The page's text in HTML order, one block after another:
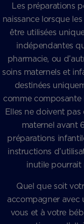
Les préparations
naissance lorsque
être utilisées
indépendantes
pharmacie, ou
soins maternels et
destinées
comme composante
Elles ne doivent
maternel avant
préparations
instructions
inutile pourrait
Quel que soit
accompagner avec
vous et à votre